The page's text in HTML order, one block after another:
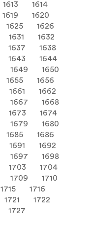
1613
1614
1619
1620
1625
1626
1631
1632
1637
1638
1643
1644
1649
1650
1655
1656
1661
1662
1667
1668
1673
1674
1679
1680
1685
1686
1691
1692
1697
1698
1703
1704
1709
1710
1715
1716
1721
1722
1727